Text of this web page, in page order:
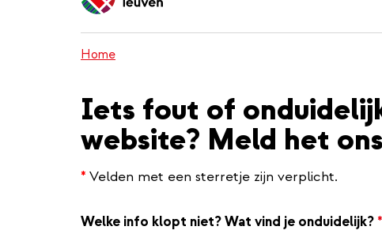
Home
Iets fout of
website? Meld het
* Velden met een sterretje zijn verplicht.
Welke info klopt niet? Wat vind je onduidelijk? *